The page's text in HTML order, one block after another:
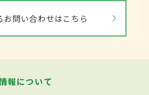
お問い合わせはこちら
報について